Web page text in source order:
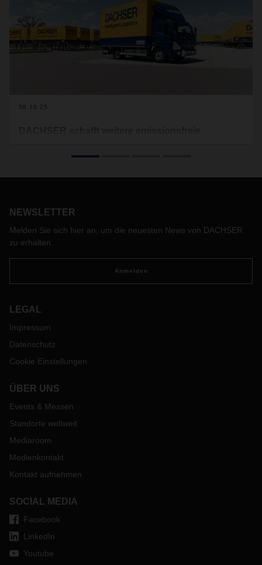
08.10.25
emissionsfreie Lieferzonen schaffen. Seit kurzem gibt es
Emission Vehicles) Waren zustellen und abholen.
NEWSLETTER
Melden Sie sich hier an, um die neuesten News von DACHSER
zu erhalten.
Anmelden
LEGAL
Impressum
Datenschutz
Cookie Einstellungen
ÜBER UNS
Events & Messen
Standorte weltweit
Mediaroom
Medienkontakt
Kontakt aufnehmen
SOCIAL MEDIA
Facebook
LinkedIn
Youtube